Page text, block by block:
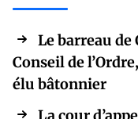
Le barreau de
Conseil de
élu bâtonnier